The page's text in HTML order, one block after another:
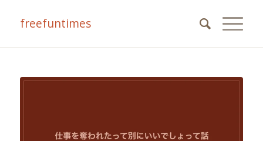
freefuntimes